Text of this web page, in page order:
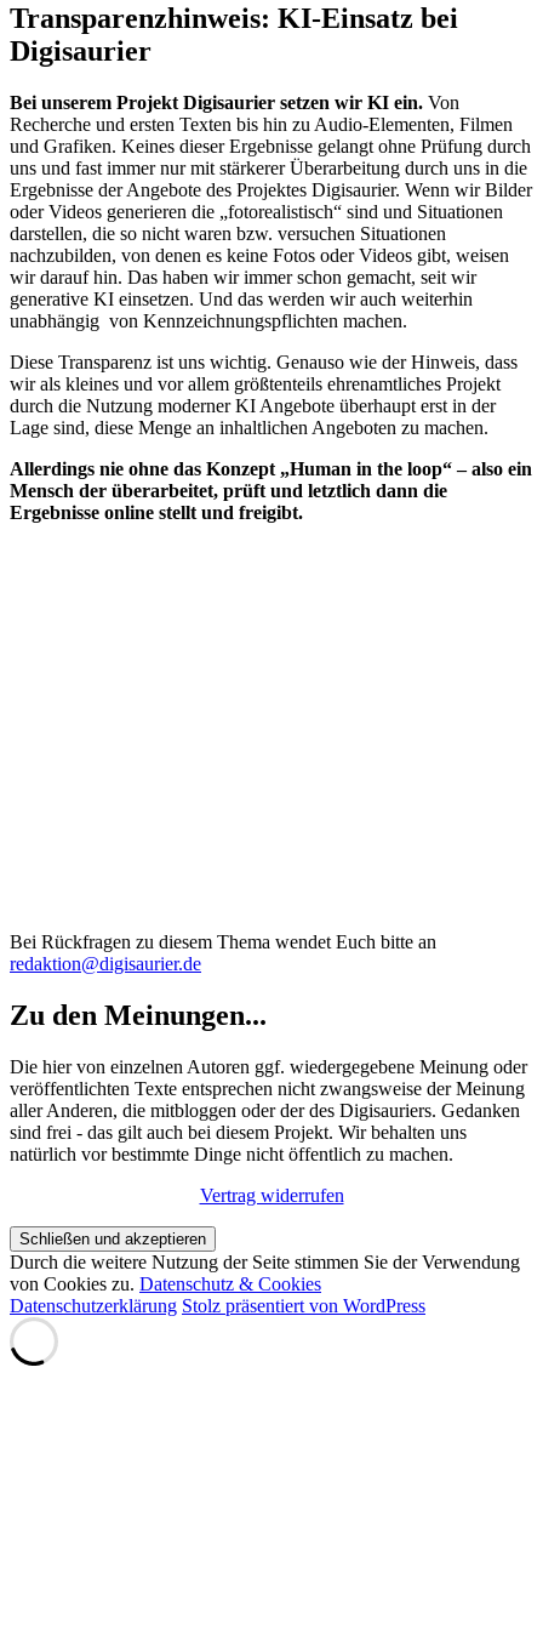
Transparenzhinweis: KI-Einsatz bei
Digisaurier
Bei unserem Projekt Digisaurier setzen wir KI ein. Von
Recherche und ersten Texten bis hin zu Audio-Elementen, Filmen
und Grafiken. Keines dieser Ergebnisse gelangt ohne Prüfung durch
uns und fast immer nur mit stärkerer Überarbeitung durch uns in die
Ergebnisse der Angebote des Projektes Digisaurier. Wenn wir Bilder
oder Videos generieren die „fotorealistisch“ sind und Situationen
darstellen, die so nicht waren bzw. versuchen Situationen
nachzubilden, von denen es keine Fotos oder Videos gibt, weisen
wir darauf hin. Das haben wir immer schon gemacht, seit wir
generative KI einsetzen. Und das werden wir auch weiterhin
unabhängig von Kennzeichnungspflichten machen.
Diese Transparenz ist uns wichtig. Genauso wie der Hinweis, dass
wir als kleines und vor allem größtenteils ehrenamtliches Projekt
durch die Nutzung moderner KI Angebote überhaupt erst in der
Lage sind, diese Menge an inhaltlichen Angeboten zu machen.
Allerdings nie ohne das Konzept „Human in the loop“ – also ein
Mensch der überarbeitet, prüft und letztlich dann die
Ergebnisse online stellt und freigibt.
Bei Rückfragen zu diesem Thema wendet Euch bitte an
redaktion@digisaurier.de
Zu den Meinungen...
Die hier von einzelnen Autoren ggf. wiedergegebene Meinung oder
veröffentlichten Texte entsprechen nicht zwangsweise der Meinung
aller Anderen, die mitbloggen oder der des Digisauriers. Gedanken
sind frei - das gilt auch bei diesem Projekt. Wir behalten uns
natürlich vor bestimmte Dinge nicht öffentlich zu machen.
Vertrag widerrufen
Durch die weitere Nutzung der Seite stimmen Sie der Verwendung
von Cookies zu. Datenschutz & Cookies
Datenschutzerklärung Stolz präsentiert von WordPress